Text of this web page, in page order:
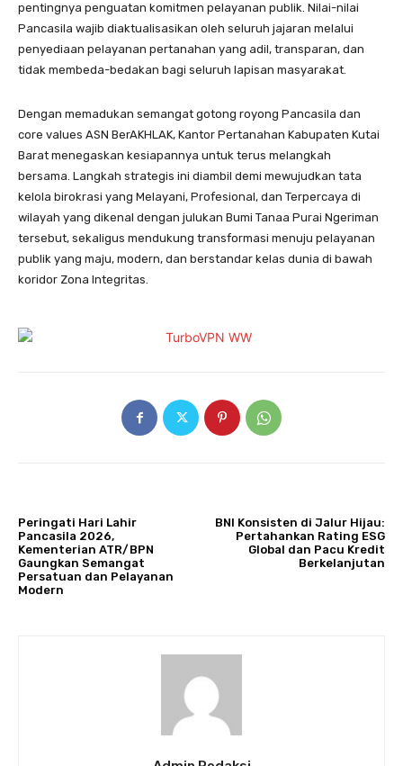
pentingnya penguatan komitmen pelayanan publik. Nilai-nilai
Pancasila wajib diaktualisasikan oleh seluruh jajaran melalui
penyediaan pelayanan pertanahan yang adil, transparan, dan
tidak membeda-bedakan bagi seluruh lapisan masyarakat.
Dengan memadukan semangat gotong royong Pancasila dan
core values ASN BerAKHLAK, Kantor Pertanahan Kabupaten Kutai
Barat menegaskan kesiapannya untuk terus melangkah
bersama. Langkah strategis ini diambil demi mewujudkan tata
kelola birokrasi yang Melayani, Profesional, dan Terpercaya di
wilayah yang dikenal dengan julukan Bumi Tanaa Purai Ngeriman
tersebut, sekaligus mendukung transformasi menuju pelayanan
publik yang maju, modern, dan berstandar kelas dunia di bawah
koridor Zona Integritas.
Peringati Hari Lahir
Pancasila 2026,
Kementerian ATR/BPN
Gaungkan Semangat
Persatuan dan Pelayanan
Modern
BNI Konsisten di Jalur Hijau:
Pertahankan Rating ESG
Global dan Pacu Kredit
Berkelanjutan